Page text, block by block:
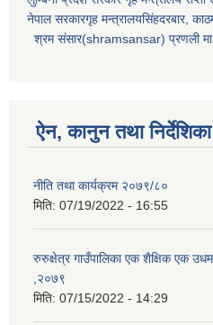
नेपाल सरकारगृह मन्त्रालयसिंहदरबार,
श्रम संसार(shramsansar) प्रणली मा
ऐन, कानुन तथा निर्देशिका
नीति तथा कार्यक्रम २०७९/८०
मिति: 07/19/2022 - 16:55
रुरुक्षेत्र गाउँपालिका एक शैक्षिक एक उधम
,२०७९
मिति: 07/15/2022 - 14:29